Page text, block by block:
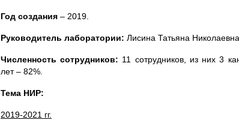
Год создания – 2019.
Руководитель лаборатории: Лисина Татьяна
Численность сотрудников: 11 сотрудников, из них 3
лет – 82%.
Тема НИР:
2019-2021 гг.